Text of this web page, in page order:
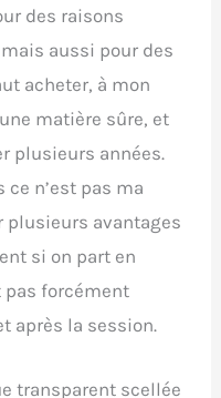
des raisons
aussi pour des
acheter, à mon
matière sûre, et
plusieurs années.
n’est pas ma
avantages
si on part en
pas forcément
après la session.
transparent scellée